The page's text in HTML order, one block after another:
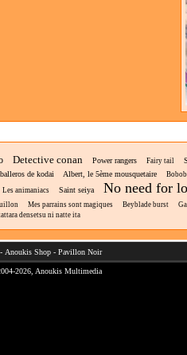
Detective conan Power rangers Fairy tail
de kodai Albert, le 5ème mousquetaire
Les animaniacs Saint seiya No need for
Mes parrains sont magiques Beyblade burst
densetsu ni natte ita
Anoukis Shop- Pavillon Noir
2026, Anoukis Multimedia